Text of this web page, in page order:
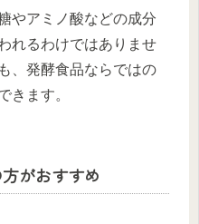
やアミノ酸などの成分
れるわけではありませ
、発酵食品ならではの
きます。
がおすすめ